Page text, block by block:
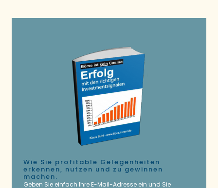
Wie Sie profitable Gelegenheiten
erkennen, nutzen und zu gewinnen
machen.
Geben Sie einfach Ihre E-Mail-Adresse ein und Sie